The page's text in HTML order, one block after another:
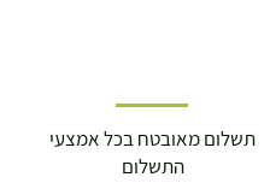
תשלום מאובטח בכל אמצעי
התשלום